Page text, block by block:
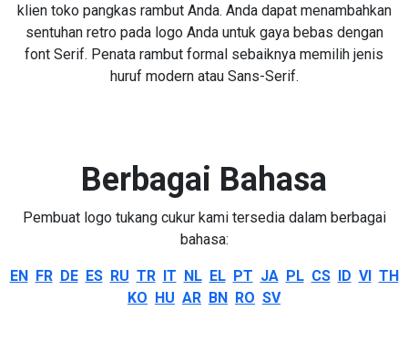
klien toko pangkas rambut Anda. Anda dapat menambahkan
sentuhan retro pada logo Anda untuk gaya bebas dengan
font Serif. Penata rambut formal sebaiknya memilih jenis
huruf modern atau Sans-Serif.
Berbagai Bahasa
Pembuat logo tukang cukur kami tersedia dalam berbagai
bahasa:
EN FR DE ES RU TR IT NL EL PT JA PL CS ID VI TH
KO HU AR BN RO SV